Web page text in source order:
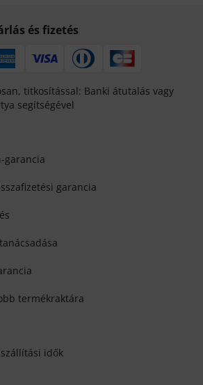
és fizetés
titkosítással: Banki átutalás vagy
segítségével
garancia
garancia
termékraktára
idők